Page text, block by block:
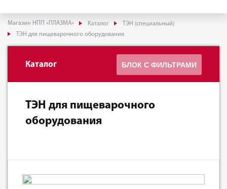
Магазин НПП «ПЛАЗМА» Каталог
ТЭН (специальный)
ТЭН для пищеварочного оборудования
Каталог БЛОК С ФИЛЬТРАМИ
ТЭН для пищеварочного
оборудования